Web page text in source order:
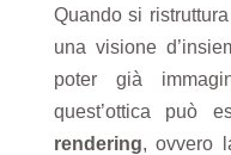
Quando si
una visione
poter già
quest’ottica può
rendering, ovvero